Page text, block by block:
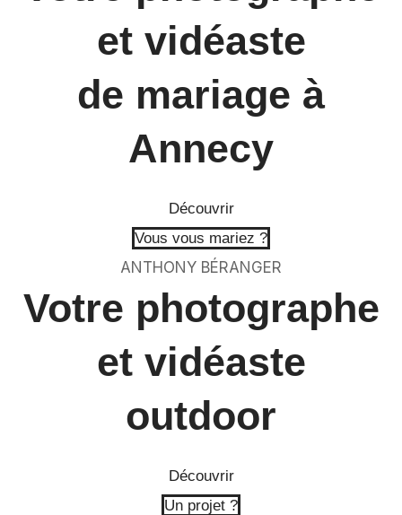
et vidéaste
de mariage à
Annecy
Découvrir
Vous vous mariez ?
ANTHONY BÉRANGER
Votre photographe
et vidéaste
outdoor
Découvrir
Un projet ?